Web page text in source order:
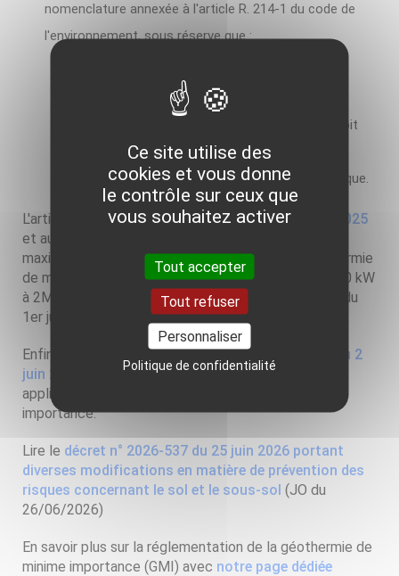
nomenclature annexée à l'article R. 214-1 du code de
l'environnement, sous réserve que :
quantité totale d'eau prélevée ;
le rejet propre à l'échangeur géothermique soit
compatible avec les caractéristiques du milieu
récepteur et n'en dégrade pas la qualité écologique.
L'article 2 modifie l'article 5 dudécret du 27 août 2025
et augmente le seuil limite de puissance thermique
maximale échangée avec le sous-sol pour la géothermie
de minime importance sur sondes passant de de 500 kW
à 2MW. Il s'applique aux déclarations faites à partir du
1er juin 2026.
Enfin, l'article 3 complète l''article 34-1 du
décret du 2
juin 2006
en renforçant le régime de sanctions
applicable aux travaux de géothermie de minime
importance.
Lire le décret n° 2026-537 du 25 juin 2026 portant
diverses modifications en matière de prévention des
risques concernant le sol et le sous-sol (JO du
26/06/2026)
En savoir plus sur la réglementation de la géothermie de
minime importance (GMI) avec notre page dédiée
Ce site utilise des
cookies et vous donne
le contrôle sur ceux que
vous souhaitez activer
Tout accepter
Tout refuser
Personnaliser
Politique de confidentialité